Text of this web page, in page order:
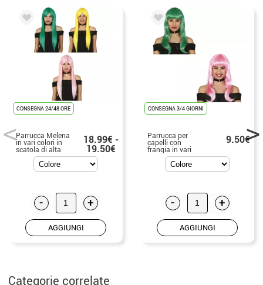
CONSEGNA 24/48 ORE
Parrucca Melena
in vari colori in
scatola di alta
qualità
18.99€ -
19.50€
- +
AGGIUNGI
CONSEGNA 3/4 GIORNI
Parrucca per
capelli con
frangia in vari
colori in scatola
9.50€
- +
AGGIUNGI
Categorie correlate